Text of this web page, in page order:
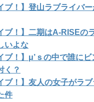
ブ！】登山ラブライバ
ブ！】二期はA-RISEの
いよな
ブ！】μ’ｓの中で誰に
く？
ブ！】友人の女子がラ
件